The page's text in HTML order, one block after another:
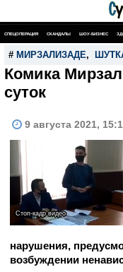
СПЕЦОПЕРАЦИЯ СКАНДАЛЫ ШОУ-БИЗНЕС
# МИРЗАЛИЗАДЕ,
Комика
суток
9 августа 2021,
Стоп-кадр видео
нарушения,
возбуждении